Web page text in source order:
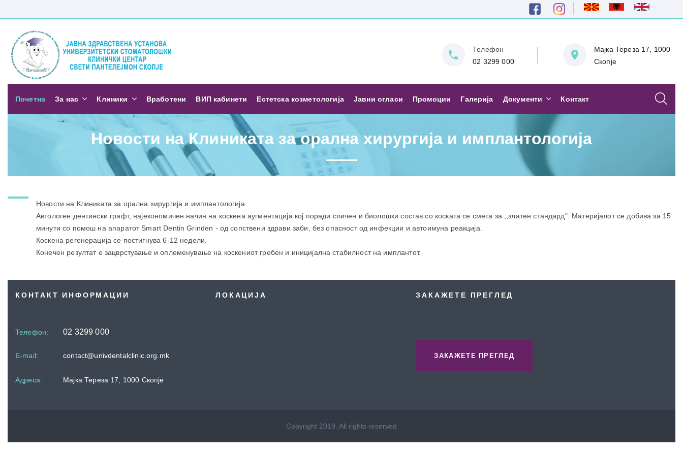
Телефон
02 3299 000
Мајка Тереза 17, 1000
Скопје
Почетна За нас Клиники Вработени ВИП кабинети Естетска козметологија Јавни огласи Промоции Галерија Документи Контакт
Новости на Клиниката за орална хирургија и имплантологија
Новости на Клиниката за орална хирургија и имплантологија
Автологен дентински графт, најекономичен начин на коскена аугментација кој поради сличен и биолошки состав со коската се смета за ,,златен стандард". Материјалот се добива за 15
минути со помош на апаратот Smart Dentin Grinden - од сопствени здрави заби, без опасност од инфекции и автоимуна реакција.
Коскена регенерација се постигнува 6-12 недели.
Конечен резултат е зацврстување и оплеменување на коскениот гребен и иницијална стабилност на имплантот.
КОНТАКТ ИНФОРМАЦИИ
Телефон: 02 3299 000
E-mail: contact@univdentalclinic.org.mk
Адреса: Мајка Тереза 17, 1000 Скопје
ЛОКАЦИЈА ЗАКАЖЕТЕ ПРЕГЛЕД
ЗАКАЖЕТЕ ПРЕГЛЕД
Copyright 2019. All rights reserved